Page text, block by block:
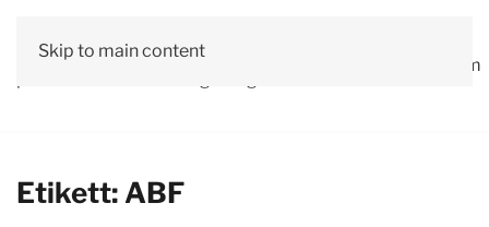
Skip to main content
Vår
Debatt
OmLäs våra
Valprogram
Etikett: ABF